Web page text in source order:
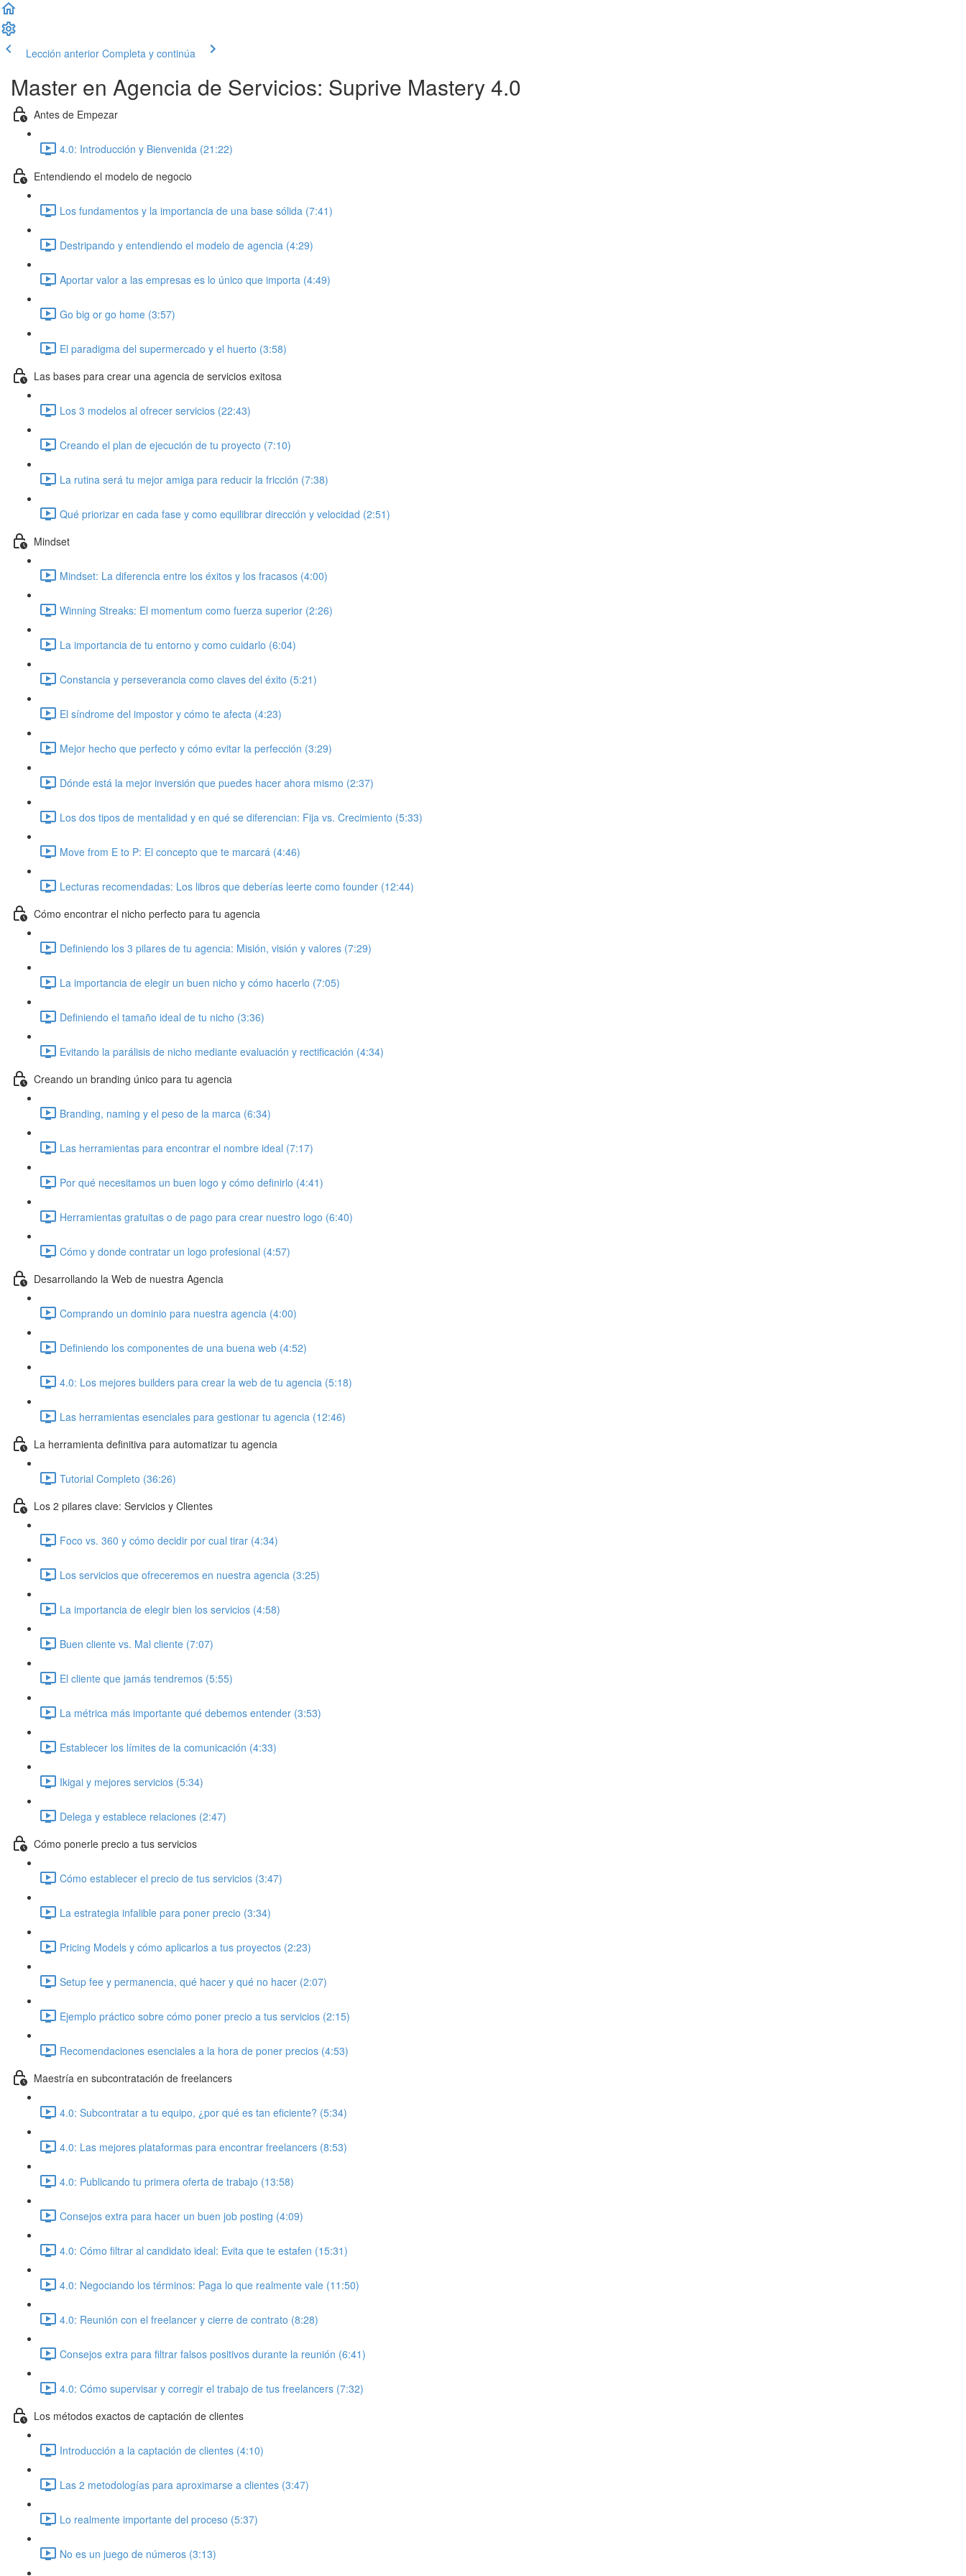
Lección anterior Completa y continúa
Master en Agencia de Servicios: Suprive Mastery 4.0
Antes de Empezar
4.0: Introducción y Bienvenida (21:22)
Entendiendo el modelo de negocio
Los fundamentos y la importancia de una base sólida (7:41)
Destripando y entendiendo el modelo de agencia (4:29)
Aportar valor a las empresas es lo único que importa (4:49)
Go big or go home (3:57)
El paradigma del supermercado y el huerto (3:58)
Las bases para crear una agencia de servicios exitosa
Los 3 modelos al ofrecer servicios (22:43)
Creando el plan de ejecución de tu proyecto (7:10)
La rutina será tu mejor amiga para reducir la fricción (7:38)
Qué priorizar en cada fase y como equilibrar dirección y velocidad (2:51)
Mindset
Mindset: La diferencia entre los éxitos y los fracasos (4:00)
Winning Streaks: El momentum como fuerza superior (2:26)
La importancia de tu entorno y como cuidarlo (6:04)
Constancia y perseverancia como claves del éxito (5:21)
El síndrome del impostor y cómo te afecta (4:23)
Mejor hecho que perfecto y cómo evitar la perfección (3:29)
Dónde está la mejor inversión que puedes hacer ahora mismo (2:37)
Los dos tipos de mentalidad y en qué se diferencian: Fija vs. Crecimiento (5:33)
Move from E to P: El concepto que te marcará (4:46)
Lecturas recomendadas: Los libros que deberías leerte como founder (12:44)
Cómo encontrar el nicho perfecto para tu agencia
Definiendo los 3 pilares de tu agencia: Misión, visión y valores (7:29)
La importancia de elegir un buen nicho y cómo hacerlo (7:05)
Definiendo el tamaño ideal de tu nicho (3:36)
Evitando la parálisis de nicho mediante evaluación y rectificación (4:34)
Creando un branding único para tu agencia
Branding, naming y el peso de la marca (6:34)
Las herramientas para encontrar el nombre ideal (7:17)
Por qué necesitamos un buen logo y cómo definirlo (4:41)
Herramientas gratuitas o de pago para crear nuestro logo (6:40)
Cómo y donde contratar un logo profesional (4:57)
Desarrollando la Web de nuestra Agencia
Comprando un dominio para nuestra agencia (4:00)
Definiendo los componentes de una buena web (4:52)
4.0: Los mejores builders para crear la web de tu agencia (5:18)
Las herramientas esenciales para gestionar tu agencia (12:46)
La herramienta definitiva para automatizar tu agencia
Tutorial Completo (36:26)
Los 2 pilares clave: Servicios y Clientes
Foco vs. 360 y cómo decidir por cual tirar (4:34)
Los servicios que ofreceremos en nuestra agencia (3:25)
La importancia de elegir bien los servicios (4:58)
Buen cliente vs. Mal cliente (7:07)
El cliente que jamás tendremos (5:55)
La métrica más importante qué debemos entender (3:53)
Establecer los límites de la comunicación (4:33)
Ikigai y mejores servicios (5:34)
Delega y establece relaciones (2:47)
Cómo ponerle precio a tus servicios
Cómo establecer el precio de tus servicios (3:47)
La estrategia infalible para poner precio (3:34)
Pricing Models y cómo aplicarlos a tus proyectos (2:23)
Setup fee y permanencia, qué hacer y qué no hacer (2:07)
Ejemplo práctico sobre cómo poner precio a tus servicios (2:15)
Recomendaciones esenciales a la hora de poner precios (4:53)
Maestría en subcontratación de freelancers
4.0: Subcontratar a tu equipo, ¿por qué es tan eficiente? (5:34)
4.0: Las mejores plataformas para encontrar freelancers (8:53)
4.0: Publicando tu primera oferta de trabajo (13:58)
Consejos extra para hacer un buen job posting (4:09)
4.0: Cómo filtrar al candidato ideal: Evita que te estafen (15:31)
4.0: Negociando los términos: Paga lo que realmente vale (11:50)
4.0: Reunión con el freelancer y cierre de contrato (8:28)
Consejos extra para filtrar falsos positivos durante la reunión (6:41)
4.0: Cómo supervisar y corregir el trabajo de tus freelancers (7:32)
Los métodos exactos de captación de clientes
Introducción a la captación de clientes (4:10)
Las 2 metodologías para aproximarse a clientes (3:47)
Lo realmente importante del proceso (5:37)
No es un juego de números (3:13)